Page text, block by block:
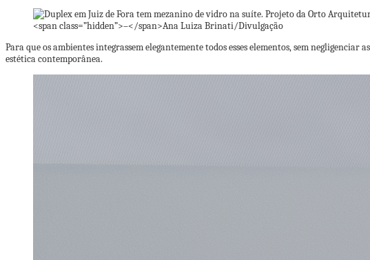
<span class=”hidden”>–</span>Ana Luiza Brinati/Divulgação
Para que os ambientes integrassem elegantemente todos esses elementos, sem
estética contemporânea.